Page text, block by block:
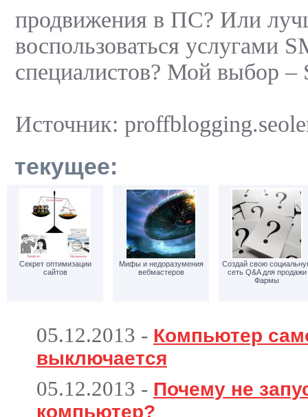
продвижения в ПС? Или
воспользоваться услугами
специалистов? Мой выбор –
Источник:
текущее:
Секрет оптимизации
сайтов
Мифы и недоразумения
вебмастеров
Создай свою
сеть Q&A для продажи
Фармы
05.12.2013 - Компьютер
выключается
05.12.2013 - Почему не
компьютер?